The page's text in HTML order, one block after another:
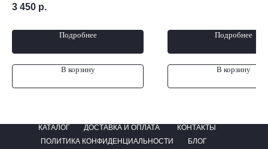
3 450 р.
Подробнее
В корзину
Подробнее
В корзину
КАТАЛОГ ДОСТАВКА И ОПЛАТА
КОНТАКТЫ
ПОЛИТИКА КОНФИДЕНЦИАЛЬНОСТИ
БЛОГ